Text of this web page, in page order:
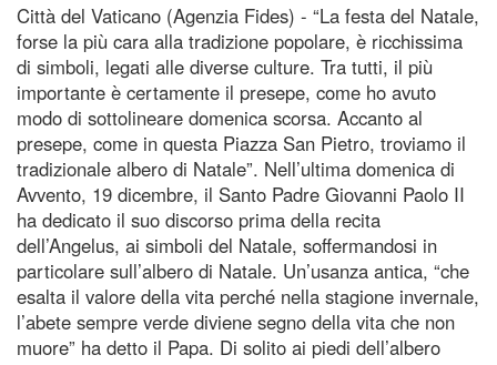
Città del Vaticano (Agenzia Fides) - “La festa del Natale,
forse la più cara alla tradizione popolare, è ricchissima
di simboli, legati alle diverse culture. Tra tutti, il più
importante è certamente il presepe, come ho avuto
modo di sottolineare domenica scorsa. Accanto al
presepe, come in questa Piazza San Pietro, troviamo il
tradizionale albero di Natale”. Nell’ultima domenica di
Avvento, 19 dicembre, il Santo Padre Giovanni Paolo II
ha dedicato il suo discorso prima della recita
dell’Angelus, ai simboli del Natale, soffermandosi in
particolare sull’albero di Natale. Un’usanza antica, “che
esalta il valore della vita perché nella stagione invernale,
l’abete sempre verde diviene segno della vita che non
muore” ha detto il Papa. Di solito ai piedi dell’albero